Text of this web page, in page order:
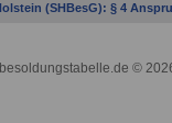
(SHBesG): § 4
einstweiligen Ruhestand
Zeit
©